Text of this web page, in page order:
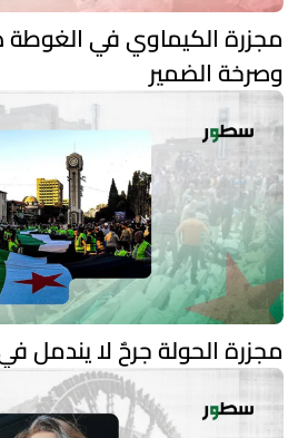
مجزرة الكيماوي في
وصرخة الضمير
مجزرة الحولة جرحٌ لا يندمل